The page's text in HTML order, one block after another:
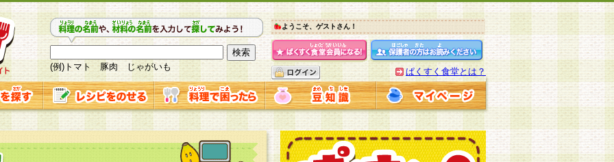
(例)トマト 豚肉 じゃがいも
ようこそ、ゲストさん！
ぱくすく食堂とは？